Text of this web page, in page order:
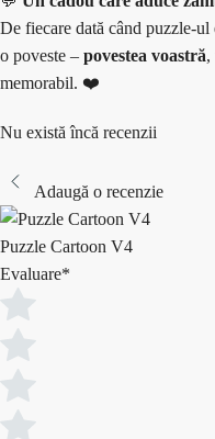
De fiecare dată când puzzle-
o poveste – povestea voastră,
memorabil. ❤️
Nu există încă recenzii
Adaugă o recenzie
Puzzle Cartoon V4
Evaluare*